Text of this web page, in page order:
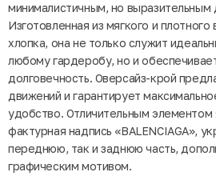
минималистичным, но выразительным
Изготовленная из мягкого и
хлопка, она не только служит
любому гардеробу, но и
долговечность. Оверсайз-крой
движений и гарантирует
удобство. Отличительным элементом
фактурная надпись «BALENCIAGA»,
переднюю, так и заднюю часть,
графическим мотивом.